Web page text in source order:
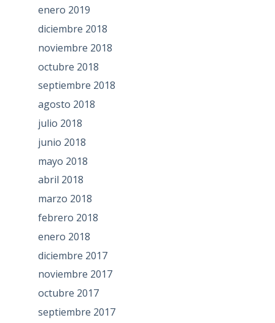
enero 2019
diciembre 2018
noviembre 2018
octubre 2018
septiembre 2018
agosto 2018
julio 2018
junio 2018
mayo 2018
abril 2018
marzo 2018
febrero 2018
enero 2018
diciembre 2017
noviembre 2017
octubre 2017
septiembre 2017